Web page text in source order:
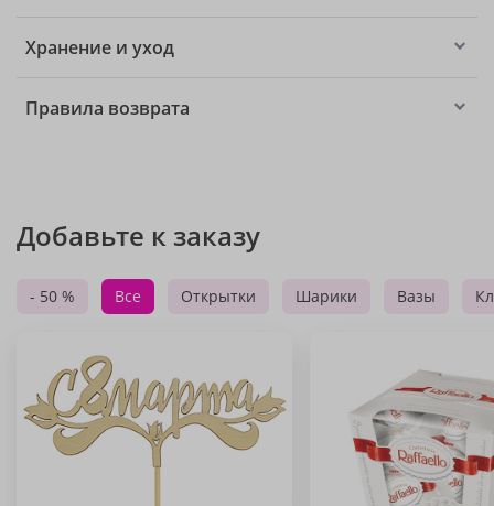
Хранение и уход
Правила возврата
Добавьте к заказу
- 50 % Все Открытки Шарики Вазы